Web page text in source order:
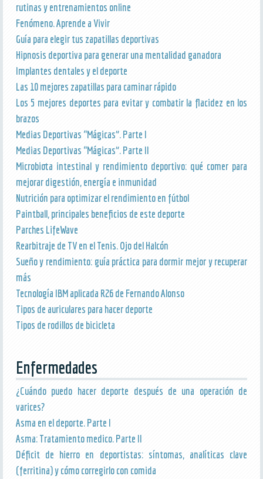
rutinas y entrenamientos online
Fenómeno. Aprende a Vivir
Guía para elegir tus zapatillas deportivas
Hipnosis deportiva para generar una mentalidad ganadora
Implantes dentales y el deporte
Las 10 mejores zapatillas para caminar rápido
Los 5 mejores deportes para evitar y combatir la flacidez en los
brazos
Medias Deportivas “Mágicas”. Parte I
Medias Deportivas “Mágicas”. Parte II
Microbiota intestinal y rendimiento deportivo: qué comer para
mejorar digestión, energía e inmunidad
Nutrición para optimizar el rendimiento en fútbol
Paintball, principales beneficios de este deporte
Parches LifeWave
Rearbitraje de TV en el Tenis. Ojo del Halcón
Sueño y rendimiento: guía práctica para dormir mejor y recuperar
más
Tecnología IBM aplicada R26 de Fernando Alonso
Tipos de auriculares para hacer deporte
Tipos de rodillos de bicicleta
Enfermedades
¿Cuándo puedo hacer deporte después de una operación de
varices?
Asma en el deporte. Parte I
Asma: Tratamiento medico. Parte II
Déficit de hierro en deportistas: síntomas, analíticas clave
(ferritina) y cómo corregirlo con comida